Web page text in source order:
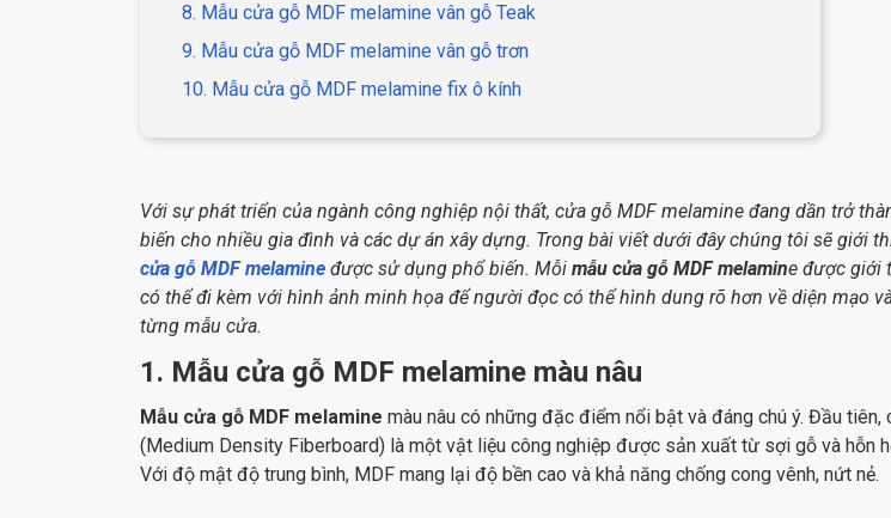
8. Mẫu cửa gỗ MDF melamine vân gỗ Teak
9. Mẫu cửa gỗ MDF melamine vân gỗ trơn
10. Mẫu cửa gỗ MDF melamine fix ô kính
Với sự phát triển của ngành công nghiệp nội thất, cửa gỗ MDF melamine đang dần trở
biến cho nhiều gia đình và các dự án xây dựng. Trong bài viết dưới đây chúng tôi sẽ giới
cửa gỗ MDF melamine được sử dụng phổ biến. Mỗi mẫu cửa gỗ MDF melamine được giới
có thể đi kèm với hình ảnh minh họa để người đọc có thể hình dung rõ hơn về diện mạo
từng mẫu cửa.
1. Mẫu cửa gỗ MDF melamine màu nâu
Mẫu cửa gỗ MDF melamine màu nâu có những đặc điểm nổi bật và đáng chú ý. Đầu tiên,
(Medium Density Fiberboard) là một vật liệu công nghiệp được sản xuất từ sợi gỗ và hỗn
Với độ mật độ trung bình, MDF mang lại độ bền cao và khả năng chống cong vênh, nứt nẻ.